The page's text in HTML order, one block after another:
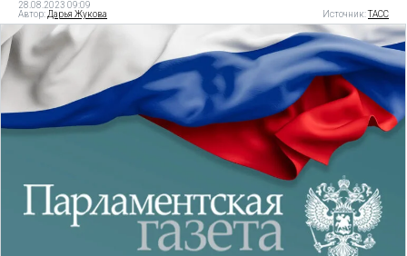
28.08.2023 09:09
Автор: Дарья Жукова Источник:ТАСС